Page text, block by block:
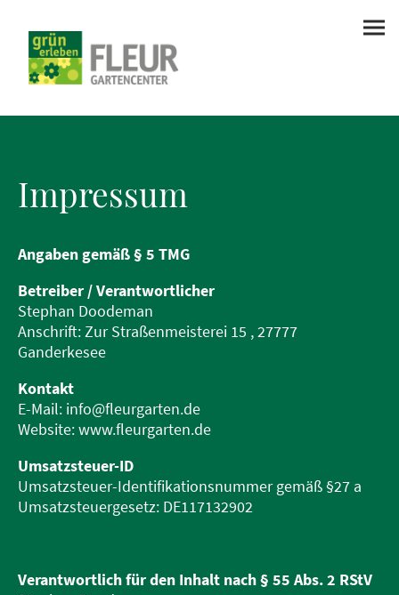
Impressum
Angaben gemäß § 5 TMG
Betreiber / Verantwortlicher
Stephan Doodeman
Anschrift: Zur Straßenmeisterei 15 , 27777
Ganderkesee
Kontakt
E-Mail: info@fleurgarten.de
Website: www.fleurgarten.de
Umsatzsteuer-ID
Umsatzsteuer-Identifikationsnummer gemäß §27 a
Umsatzsteuergesetz: DE117132902
Verantwortlich für den Inhalt nach § 55 Abs. 2 RStV